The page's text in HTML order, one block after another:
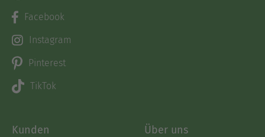
Facebook
Instagram
Pinterest
TikTok
Kunden Über uns